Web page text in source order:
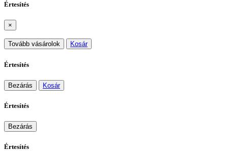
Értesítés
×
Tovább vásárolok Kosár
Értesítés
Bezárás Kosár
Értesítés
Bezárás
Értesítés